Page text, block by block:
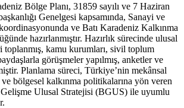
Bölge Planı, 31859 sayılı ve 7 Haziran
Genelgesi kapsamında, Sanayi ve
ve Batı Karadeniz Kalkınma
hazırlanmıştır. Hazırlık sürecinde ulusal
toplanmış, kamu kurumları, sivil toplum
görüşmeler yapılmış, anketler ve
Planlama süreci, Türkiye’nin mekânsal
bölgesel kalkınma politikalarına yön veren
Ulusal Stratejisi (BGUS) ile uyumlu